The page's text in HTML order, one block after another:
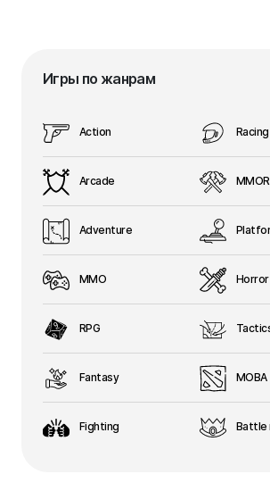
Игры по жанрам
Action
Arcade
Adventure
MMO
RPG
Fantasy
Fighting
Racing
Horror
MOBA
Battle